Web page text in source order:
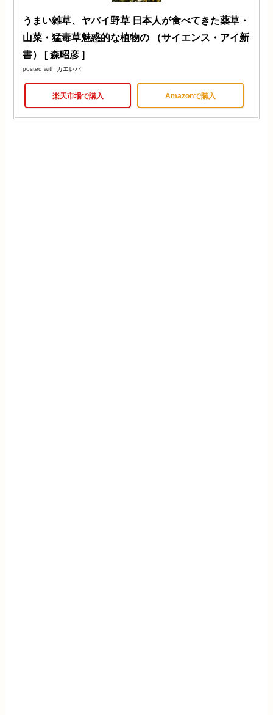
うまい雑草、ヤバイ野草 日本人が食べてきた薬草・
山菜・猛毒草魅惑的な植物の （サイエンス・アイ新
書） [ 森昭彦 ]
posted with カエレバ
楽天市場で購入 Amazonで購入